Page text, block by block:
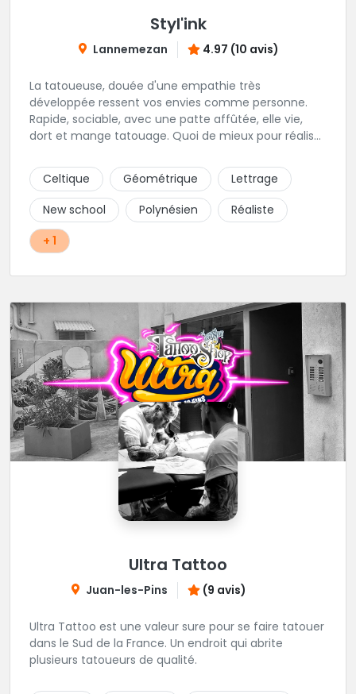
Styl'ink
Lannemezan 4.97 (10 avis)
La tatoueuse, douée d'une empathie très
développée ressent vos envies comme personne.
Rapide, sociable, avec une patte affûtée, elle vie,
dort et mange tatouage. Quoi de mieux pour réaliser
Celtique
Géométrique
Lettrage
New school
Polynésien
Réaliste
+ 1
Ultra Tattoo
Juan-les-Pins (9 avis)
Ultra Tattoo est une valeur sure pour se faire tatouer
dans le Sud de la France. Un endroit qui abrite
plusieurs tatoueurs de qualité.